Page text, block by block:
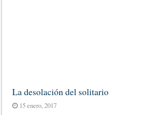
La desolación del solitario
15 enero, 2017